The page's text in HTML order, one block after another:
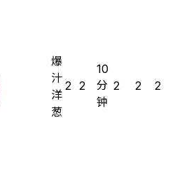
爆
汁
洋
葱
2 2
10
分
钟
2 2 2